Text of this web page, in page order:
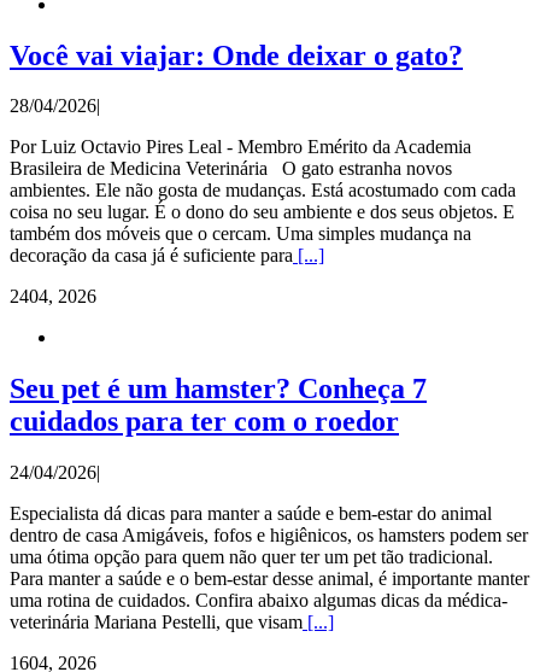
Você vai viajar: Onde deixar o gato?
28/04/2026|
Por Luiz Octavio Pires Leal - Membro Emérito da Academia
Brasileira de Medicina Veterinária O gato estranha novos
ambientes. Ele não gosta de mudanças. Está acostumado com cada
coisa no seu lugar. É o dono do seu ambiente e dos seus objetos. E
também dos móveis que o cercam. Uma simples mudança na
decoração da casa já é suficiente para [...]
2404, 2026
Seu pet é um hamster? Conheça 7
cuidados para ter com o roedor
24/04/2026|
Especialista dá dicas para manter a saúde e bem-estar do animal
dentro de casa Amigáveis, fofos e higiênicos, os hamsters podem ser
uma ótima opção para quem não quer ter um pet tão tradicional.
Para manter a saúde e o bem-estar desse animal, é importante manter
uma rotina de cuidados. Confira abaixo algumas dicas da médica-
veterinária Mariana Pestelli, que visam [...]
1604, 2026